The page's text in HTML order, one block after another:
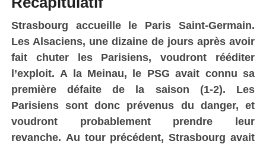
Strasbourg accueille le Paris Saint-Germain.
Les Alsaciens, une dizaine de jours après avoir
fait chuter les Parisiens, voudront rééditer
l’exploit. A la Meinau, le PSG avait connu sa
première défaite de la saison (1-2). Les
Parisiens sont donc prévenus du danger, et
voudront probablement prendre leur
revanche. Au tour précédent, Strasbourg avait